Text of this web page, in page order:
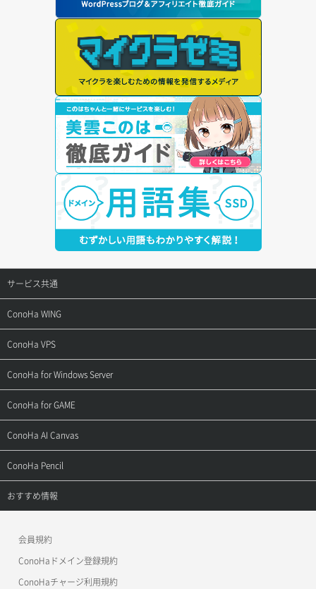
サービス共通
サポートトップ
ご契約・お支払い
用語集
お問い合わせ
ConoHa WING
サポートトップ
ご利用ガイド
お乗り換えガイド
よくある質問
ConoHa VPS
サポートトップ
ご利用ガイド
APIドキュメントVPS2.0
APIドキュメントVPS3.0
ConoHa for Windows Server
サポートトップ
ご利用ガイド
APIドキュメントVPS2.0
APIドキュメントVPS3.0
ConoHa for GAME
サポートトップ
ご利用ガイド
ConoHa AI Canvas
サポートトップ
ご利用ガイド
ConoHa Pencil
サポートトップ
おすすめ情報
美雲このは徹底ガイド
会員規約
ConoHaドメイン登録規約
ConoHaチャージ利用規約